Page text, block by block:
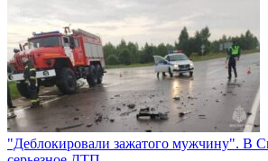
"Деблокировали зажатого мужчину". В